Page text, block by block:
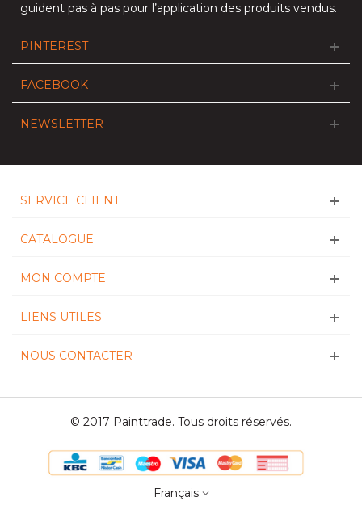
guident pas à pas pour l’application des produits vendus.
PINTEREST
FACEBOOK
NEWSLETTER
SERVICE CLIENT
CATALOGUE
MON COMPTE
LIENS UTILES
NOUS CONTACTER
© 2017 Painttrade. Tous droits réservés.
Français